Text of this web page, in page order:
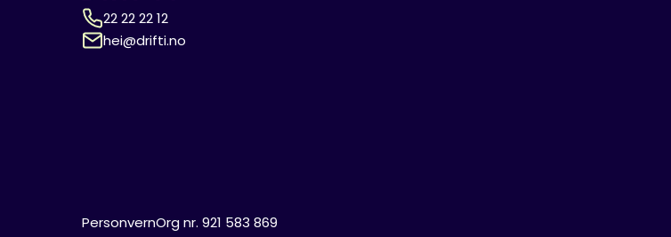
22 22 22 12
hei@drifti.no
PersonvernOrg nr. 921 583 869